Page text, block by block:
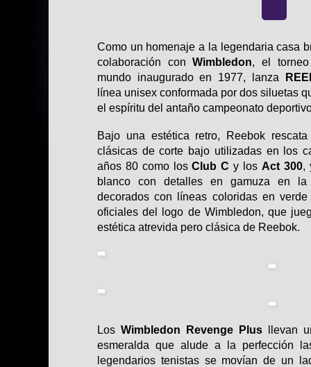
Como un homenaje a la legendaria casa
colaboración conWimbledon, el
mundo inaugurado en 1977, lanza
línea unisex conformada por dos siluetas
el espíritu del antaño campeonato
Bajo una estética retro, Reebok
clásicas de corte bajo utilizadas en los
años 80 como losClub C y los Act 300,
blanco con detalles en gamuza en la
decorados con líneas coloridas en
oficiales del logo de Wimbledon, que
estética atrevida pero clásica de Reebok.
Los Wimbledon Revenge Plus llevan
esmeralda que alude a la perfección
legendarios tenistas se movían de un